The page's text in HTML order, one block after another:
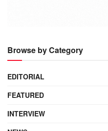
Browse by Category
EDITORIAL
FEATURED
INTERVIEW